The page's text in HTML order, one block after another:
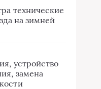
технические
на зимней
устройство
замена